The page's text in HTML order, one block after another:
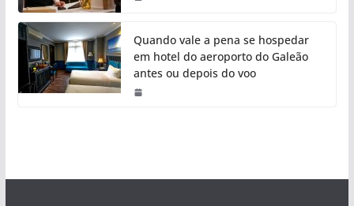
Quando vale a pena se hospedar
em hotel do aeroporto do Galeão
antes ou depois do voo